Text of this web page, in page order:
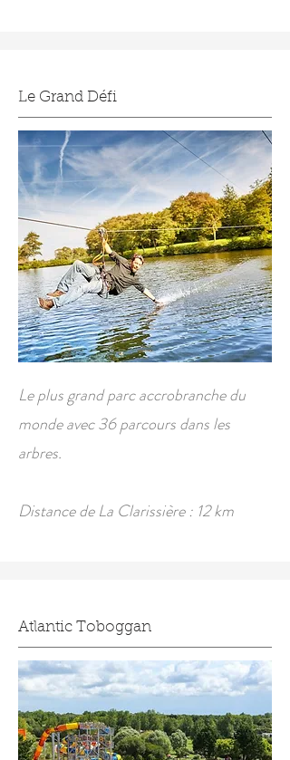
Le Grand Défi
Le plus grand parc accrobranche du
monde avec 36 parcours dans les
arbres.
Distance de La Clarissière : 12 km
Atlantic Toboggan